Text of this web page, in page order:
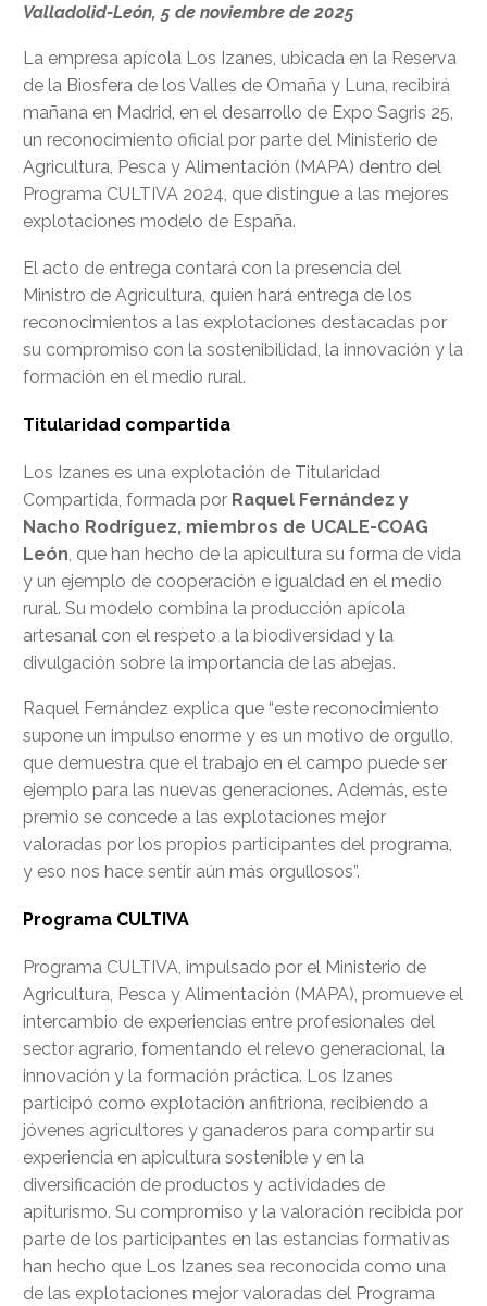
Valladolid-León, 5 de noviembre de 2025
La empresa apícola Los Izanes, ubicada en la Reserva
de la Biosfera de los Valles de Omaña y Luna, recibirá
mañana en Madrid, en el desarrollo de Expo Sagris 25,
un reconocimiento oficial por parte del Ministerio de
Agricultura, Pesca y Alimentación (MAPA) dentro del
Programa CULTIVA 2024, que distingue a las mejores
explotaciones modelo de España.
El acto de entrega contará con la presencia del
Ministro de Agricultura, quien hará entrega de los
reconocimientos a las explotaciones destacadas por
su compromiso con la sostenibilidad, la innovación y la
formación en el medio rural.
Titularidad compartida
Los Izanes es una explotación de Titularidad
Compartida, formada por Raquel Fernández y
Nacho Rodríguez, miembros de UCALE-COAG
León, que han hecho de la apicultura su forma de vida
y un ejemplo de cooperación e igualdad en el medio
rural. Su modelo combina la producción apícola
artesanal con el respeto a la biodiversidad y la
divulgación sobre la importancia de las abejas.
Raquel Fernández explica que “este reconocimiento
supone un impulso enorme y es un motivo de orgullo,
que demuestra que el trabajo en el campo puede ser
ejemplo para las nuevas generaciones. Además, este
premio se concede a las explotaciones mejor
valoradas por los propios participantes del programa,
y eso nos hace sentir aún más orgullosos”.
Programa CULTIVA
Programa CULTIVA, impulsado por el Ministerio de
Agricultura, Pesca y Alimentación (MAPA), promueve el
intercambio de experiencias entre profesionales del
sector agrario, fomentando el relevo generacional, la
innovación y la formación práctica. Los Izanes
participó como explotación anfitriona, recibiendo a
jóvenes agricultores y ganaderos para compartir su
experiencia en apicultura sostenible y en la
diversificación de productos y actividades de
apiturismo. Su compromiso y la valoración recibida por
parte de los participantes en las estancias formativas
han hecho que Los Izanes sea reconocida como una
de las explotaciones mejor valoradas del Programa